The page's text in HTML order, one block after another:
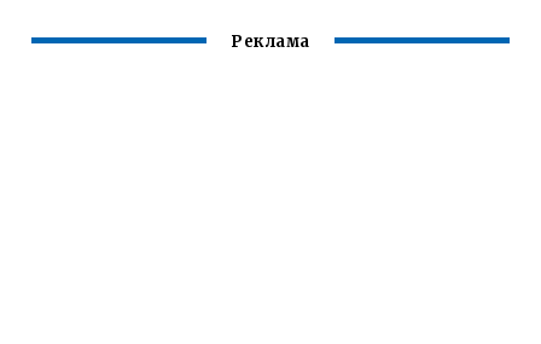
Реклама